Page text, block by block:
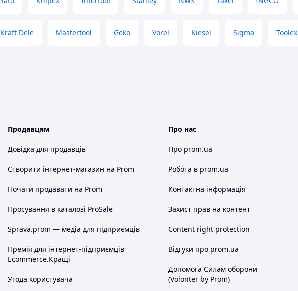
Kraft Dele Mastertool Geko Vorel Kiesel Sigma Toolex
Продавцям
Довідка для продавців
Створити інтернет-магазин на Prom
Почати продавати на Prom
Просування в каталозі ProSale
Sprava.prom — медіа для підприємців
Премія для інтернет-підприємців
Ecommerce.Кращі
Угода користувача
Про нас
Про prom.ua
Робота в prom.ua
Контактна інформація
Захист прав на контент
Content right protection
Відгуки про prom.ua
Допомога Силам оборони
(Volonter by Prom)